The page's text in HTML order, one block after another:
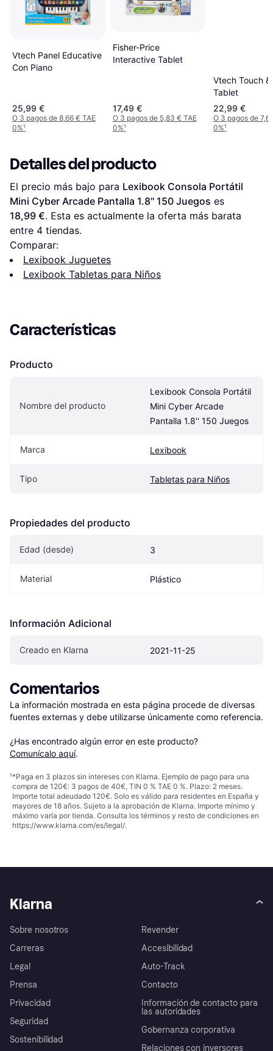
Vtech Panel Educative
Con Piano
25,99 €
O 3 pagos de 8,66 € TAE
0%¹
Fisher-Price
Interactive Tablet
17,49 €
O 3 pagos de 5,83 € TAE
0%¹
Vtech Touch
Tablet
22,99 €
O 3 pagos de
0%¹
Detalles del producto
El precio más bajo para Lexibook Consola Portátil
Mini Cyber Arcade Pantalla 1.8'' 150 Juegos
18,99 €. Esta es actualmente la oferta más barata
entre 4 tiendas.
Comparar:
Lexibook Juguetes
Lexibook Tabletas para Niños
Características
Producto
Nombre del producto
Lexibook Consola Portátil
Mini Cyber Arcade
Pantalla 1.8'' 150 Juegos
Marca Lexibook
Tipo Tabletas para Niños
Propiedades del producto
Edad (desde) 3
Material Plástico
Información Adicional
Creado en Klarna 2021-11-25
Comentarios
La información mostrada en esta página procede de diversas
fuentes externas y debe utilizarse únicamente como referencia.
¿Has encontrado algún error en este producto?
Comunícalo aquí.
¹*Paga en 3 plazos sin intereses con Klarna. Ejemplo de pago para una
compra de 120€: 3 pagos de 40€, TIN 0 % TAE 0 %. Plazo: 2 meses.
Importe total adeudado 120€. Solo es válido para residentes en España y
mayores de 18 años. Sujeto a la aprobación de Klarna. Importe mínimo y
máximo varía por tienda. Consulta los términos y resto de condiciones en
https://www.klarna.com/es/legal/.
Klarna
Sobre nosotros
Carreras
Legal
Prensa
Privacidad
Seguridad
Sostenibilidad
Revender
Accesibilidad
Auto-Track
Contacto
Información de contacto para
las autoridades
Gobernanza corporativa
Relaciones con inversores